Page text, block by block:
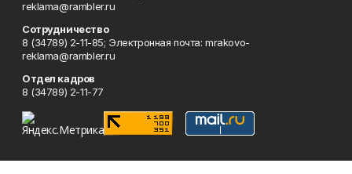
reklama@rambler.ru
Сотрудничество
8 (34789) 2-11-85; Электронная почта: mrakovo-
reklama@rambler.ru
Отдел кадров
8 (34789) 2-11-77